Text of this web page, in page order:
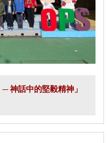
神話中的堅毅精神」